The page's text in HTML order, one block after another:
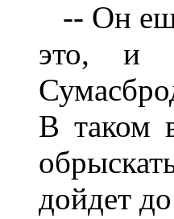
-- Он
это, и
В таком
дойдет